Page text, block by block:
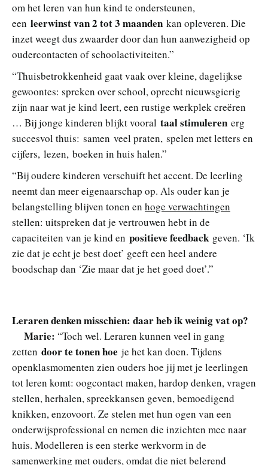
om het leren van hun kind te ondersteunen,
een leerwinst van 2 tot 3 maanden kan opleveren. Die
inzet weegt dus zwaarder door dan hun aanwezigheid op
oudercontacten of schoolactiviteiten.”
“Thuisbetrokkenheid gaat vaak over kleine, dagelijkse
gewoontes: spreken over school, oprecht nieuwsgierig
zijn naar wat je kind leert, een rustige werkplek creëren
… Bij jonge kinderen blijkt vooral taal stimuleren erg
succesvol thuis: samen veel praten, spelen met letters en
cijfers, lezen, boeken in huis halen.”
“Bij oudere kinderen verschuift het accent. De leerling
neemt dan meer eigenaarschap op. Als ouder kan je
belangstelling blijven tonen en hoge verwachtingen
stellen: uitspreken dat je vertrouwen hebt in de
capaciteiten van je kind en positieve feedbackgeven. ‘Ik
zie dat je echt je best doet’ geeft een heel andere
boodschap dan ‘Zie maar dat je het goed doet’.”
Leraren denken misschien: daar heb ik weinig vat op?
Marie: “Toch wel. Leraren kunnen veel in gang
zetten door te tonen hoe je het kan doen. Tijdens
openklasmomenten zien ouders hoe jij met je leerlingen
tot leren komt: oogcontact maken, hardop denken, vragen
stellen, herhalen, spreekkansen geven, bemoedigend
knikken, enzovoort. Ze stelen met hun ogen van een
onderwijsprofessional en nemen die inzichten mee naar
huis. Modelleren is een sterke werkvorm in de
samenwerking met ouders, omdat die niet belerend